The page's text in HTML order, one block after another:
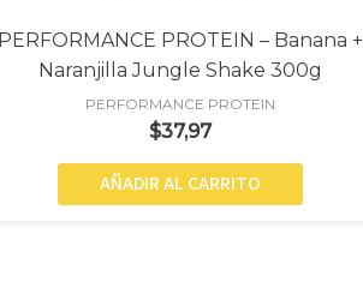
PERFORMANCE PROTEIN – Banana +
Naranjilla Jungle Shake 300g
PERFORMANCE PROTEIN
$37,97
AÑADIR AL CARRITO